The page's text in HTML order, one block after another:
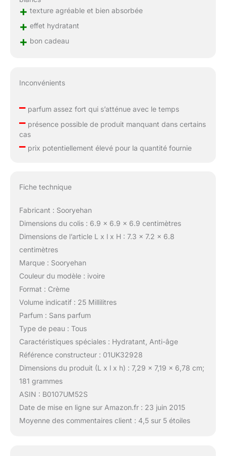
+ texture agréable et bien absorbée
+ effet hydratant
+ bon cadeau
Inconvénients
–parfum assez fort qui s’atténue avec le temps
–présence possible de produit manquant dans certains
cas
–prix potentiellement élevé pour la quantité fournie
Fiche technique
Fabricant : Sooryehan
Dimensions du colis : 6.9 x 6.9 x 6.9 centimètres
Dimensions de l’article L x l x H : 7.3 x 7.2 x 6.8
centimètres
Marque : Sooryehan
Couleur du modèle : ivoire
Format : Crème
Volume indicatif : 25 Millilitres
Parfum : Sans parfum
Type de peau : Tous
Caractéristiques spéciales : Hydratant, Anti-âge
Référence constructeur : 01UK32928
Dimensions du produit (L x l x h) : 7,29 x 7,19 x 6,78 cm;
181 grammes
ASIN : B0107UM52S
Date de mise en ligne sur Amazon.fr : 23 juin 2015
Moyenne des commentaires client : 4,5 sur 5 étoiles